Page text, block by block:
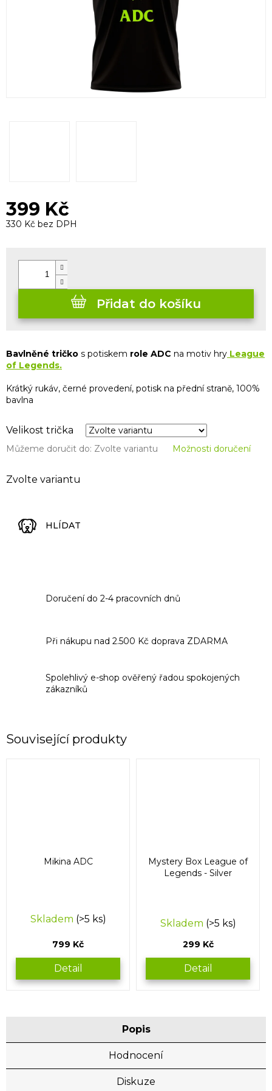
399 Kč
330 Kč bez DPH
Zvolte variantu
Velikost trička
Můžeme doručit do: Zvolte variantu Možnosti doručení
Přidat do košíku
Bavlněné tričko s potiskem role ADC na motiv hry League
of Legends.
Krátký rukáv, černé provedení, potisk na přední straně, 100%
bavlna
HLÍDAT
Doručení do 2-4 pracovních dnů
Při nákupu nad 2.500 Kč doprava ZDARMA
Spolehlivý e-shop ověřený řadou spokojených
zákazníků
Související produkty
Mikina ADC
Skladem (>5 ks)
799 Kč
Detail
Mystery Box League of
Legends - Silver
hodnocení
5,0
Skladem (>5 ks)
299 Kč
Detail
Popis
Hodnocení
Diskuze